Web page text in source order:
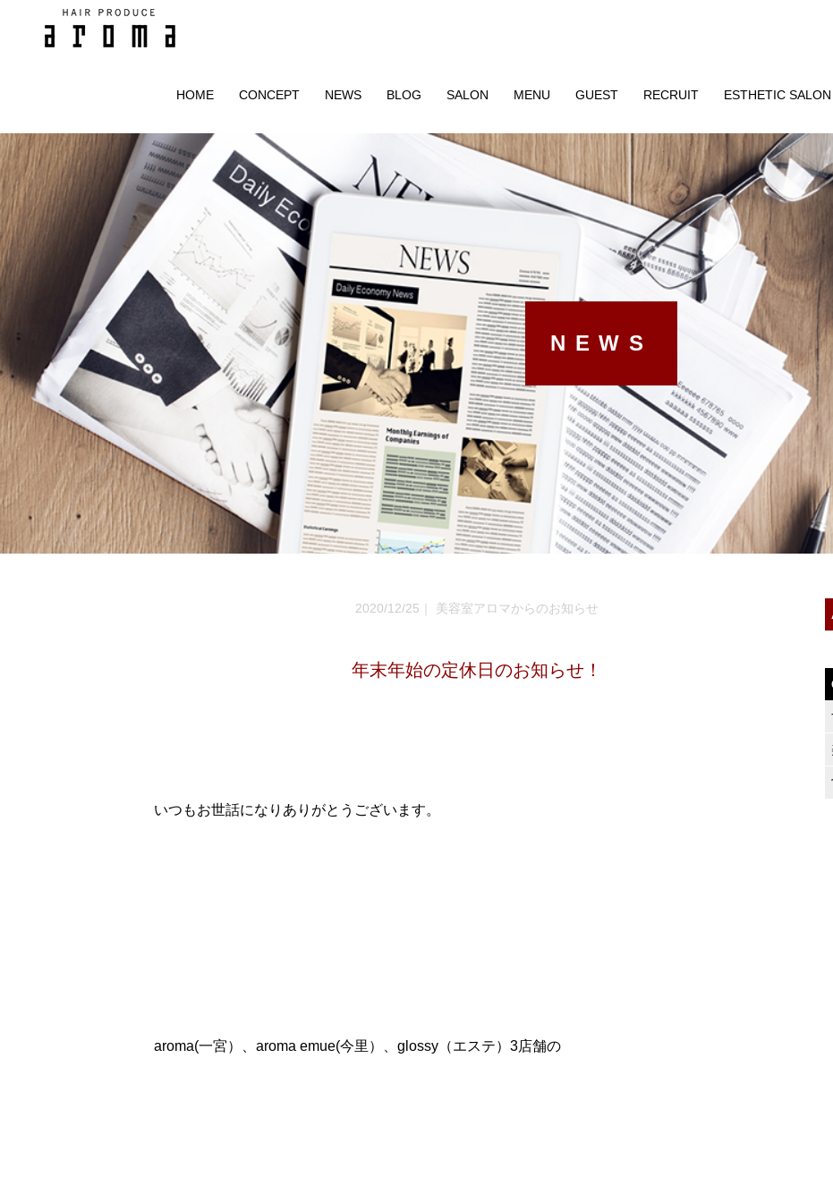
HOME CONCEPT NEWS BLOG SALON MENU GUEST RECRUIT ESTHETIC SALON
NEWS
2020/12/25｜ 美容室アロマからのお知らせ
年末年始の定休日のお知らせ！
いつもお世話になりありがとうございます。
aroma(一宮）、aroma emue(今里）、glossy（エステ）3店舗の